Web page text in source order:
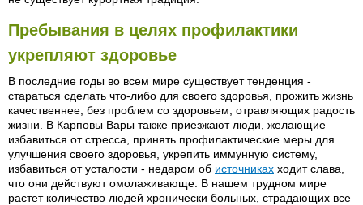
Пребывания в целях профилактики
укрепляют здоровье
В последние годы во всем мире существует тенденция -
стараться сделать что-либо для своего здоровья, прожить жизнь
качественнее, без проблем со здоровьем, отравляющих радость
жизни. В Карповы Вары также приезжают люди, желающие
избавиться от стресса, принять профилактические меры для
улучшения своего здоровья, укрепить иммунную систему,
избавиться от усталости - недаром об источниках ходит слава,
что они действуют омолаживающе. В нашем трудном мире
растет количество людей хронически больных, страдающих все